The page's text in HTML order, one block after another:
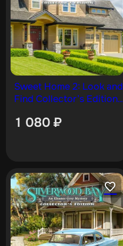
Sweet Home 2: Look and
Find Collector’s Edition
1 080 ₽